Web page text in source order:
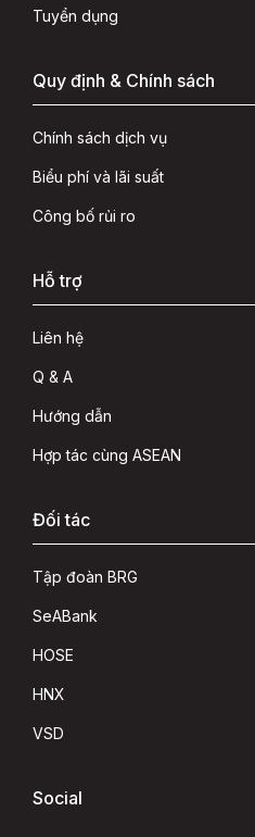
Tuyển dụng
Quy định & Chính sách
Chính sách dịch vụ
Biểu phí và lãi suất
Công bố rủi ro
Hỗ trợ
Liên hệ
Q & A
Hướng dẫn
Hợp tác cùng ASEAN
Đối tác
Tập đoàn BRG
SeABank
HOSE
HNX
VSD
Social